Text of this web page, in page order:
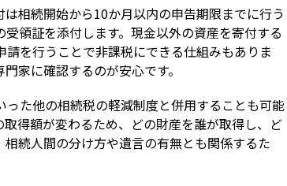
相続開始から10か月以内の申告期限までに行う
領証を添付します。現金以外の資産を寄付する
を行うことで非課税にできる仕組みもありま
家に確認するのが安心です。
た他の相続税の軽減制度と併用することも可能
得額が変わるため、どの財産を誰が取得し、ど
続人間の分け方や遺言の有無とも関係するた